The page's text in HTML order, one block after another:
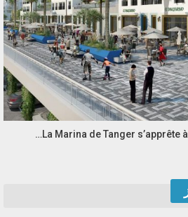
La Marina de Tanger s’apprête